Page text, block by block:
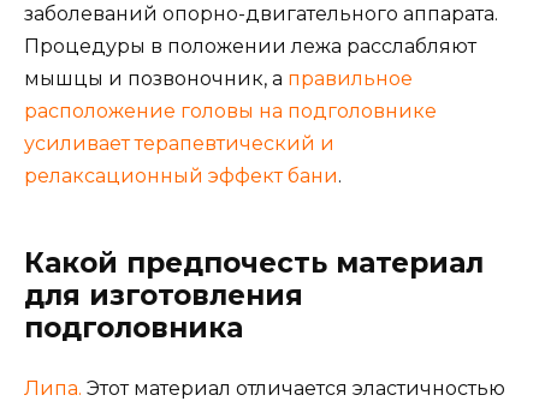
заболеваний опорно-двигательного аппарата.
Процедуры в положении лежа расслабляют
мышцы и позвоночник, а правильное
расположение головы на подголовнике
усиливает терапевтический и
релаксационный эффект бани.
Какой предпочесть материал
для изготовления
подголовника
Липа. Этот материал отличается эластичностью